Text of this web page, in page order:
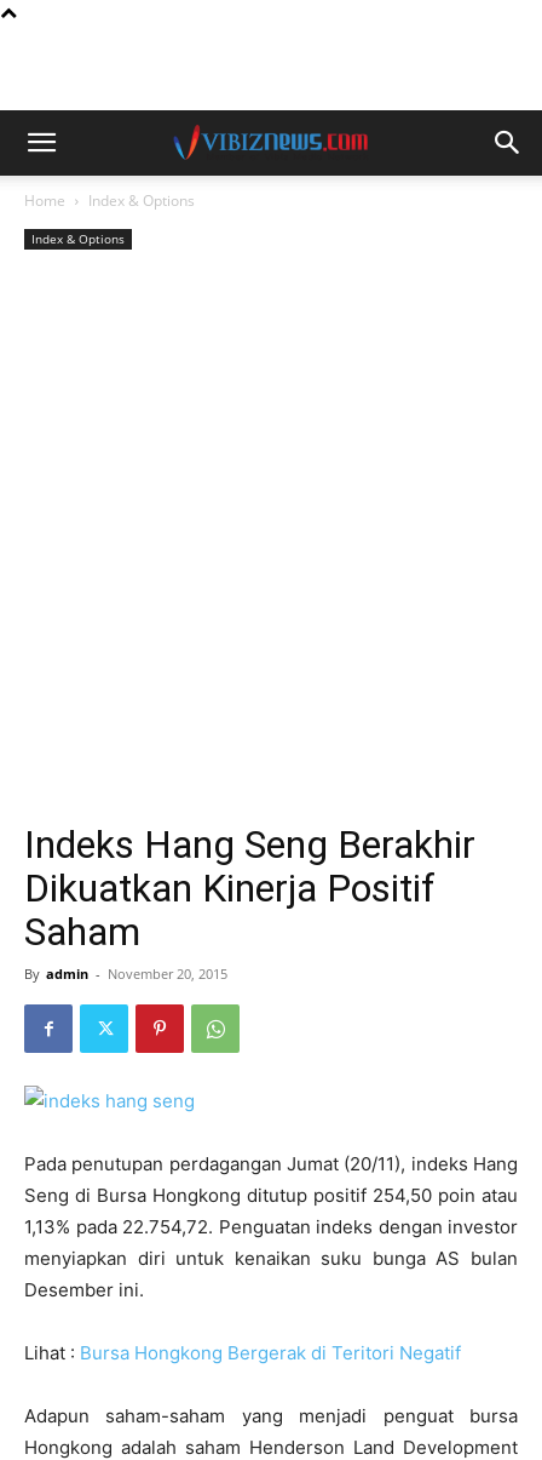
Home Index & Options
Index & Options
Indeks Hang Seng Berakhir
Dikuatkan Kinerja Positif
Saham
By admin - November 20, 2015
Pada penutupan perdagangan Jumat (20/11), indeks Hang
Seng di Bursa Hongkong ditutup positif 254,50 poin atau
1,13% pada 22.754,72. Penguatan indeks dengan investor
menyiapkan diri untuk kenaikan suku bunga AS bulan
Desember ini.
Lihat : Bursa Hongkong Bergerak di Teritori Negatif
Adapun saham-saham yang menjadi penguat bursa
Hongkong adalah saham Henderson Land Development